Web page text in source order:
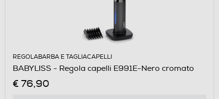
REGOLABARBA E TAGLIACAPELLI
BABYLISS - Regola capelli E991E-Nero cromato
€ 76,90